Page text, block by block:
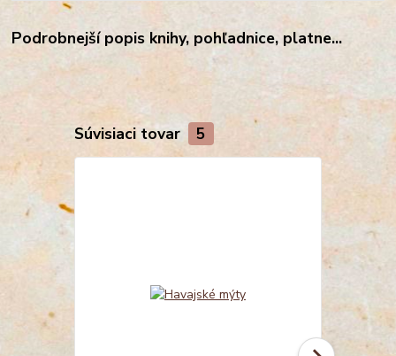
Podrobnejší popis knihy, pohľadnice, platne...
Súvisiaci tovar 5